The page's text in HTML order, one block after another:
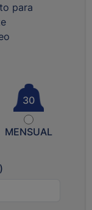
para
30
MENSUAL
)